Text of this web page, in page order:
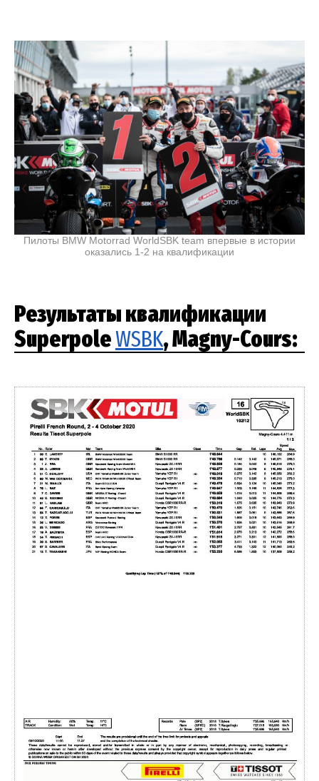
Пилоты BMW Motorrad WorldSBK team впервые в истории
оказались 1-2 на квалификации
Результаты квалификации
SuperpoleWSBK, Magny-Cours: